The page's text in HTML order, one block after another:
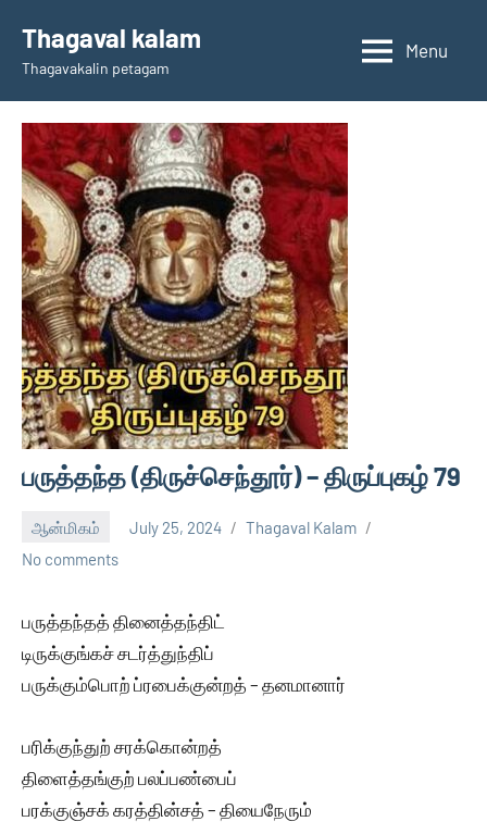
content
Thagaval kalam
Thagavakalin petagam
Menu
பருத்தந்த (திருச்செந்தூர்) – திருப்புகழ் 79
ஆன்மிகம் July 25, 2024
Thagaval Kalam
No comments
பருத்தந்தத் தினைத்தந்திட்
டிருக்குங்கச் சடர்த்துந்திப்
பருக்கும்பொற் ப்ரபைக்குன்றத் – தனமானார்
பரிக்குந்துற் சரக்கொன்றத்
திளைத்தங்குற் பலப்பண்பைப்
பரக்குஞ்சக் கரத்தின்சத் – தியைநேரும்